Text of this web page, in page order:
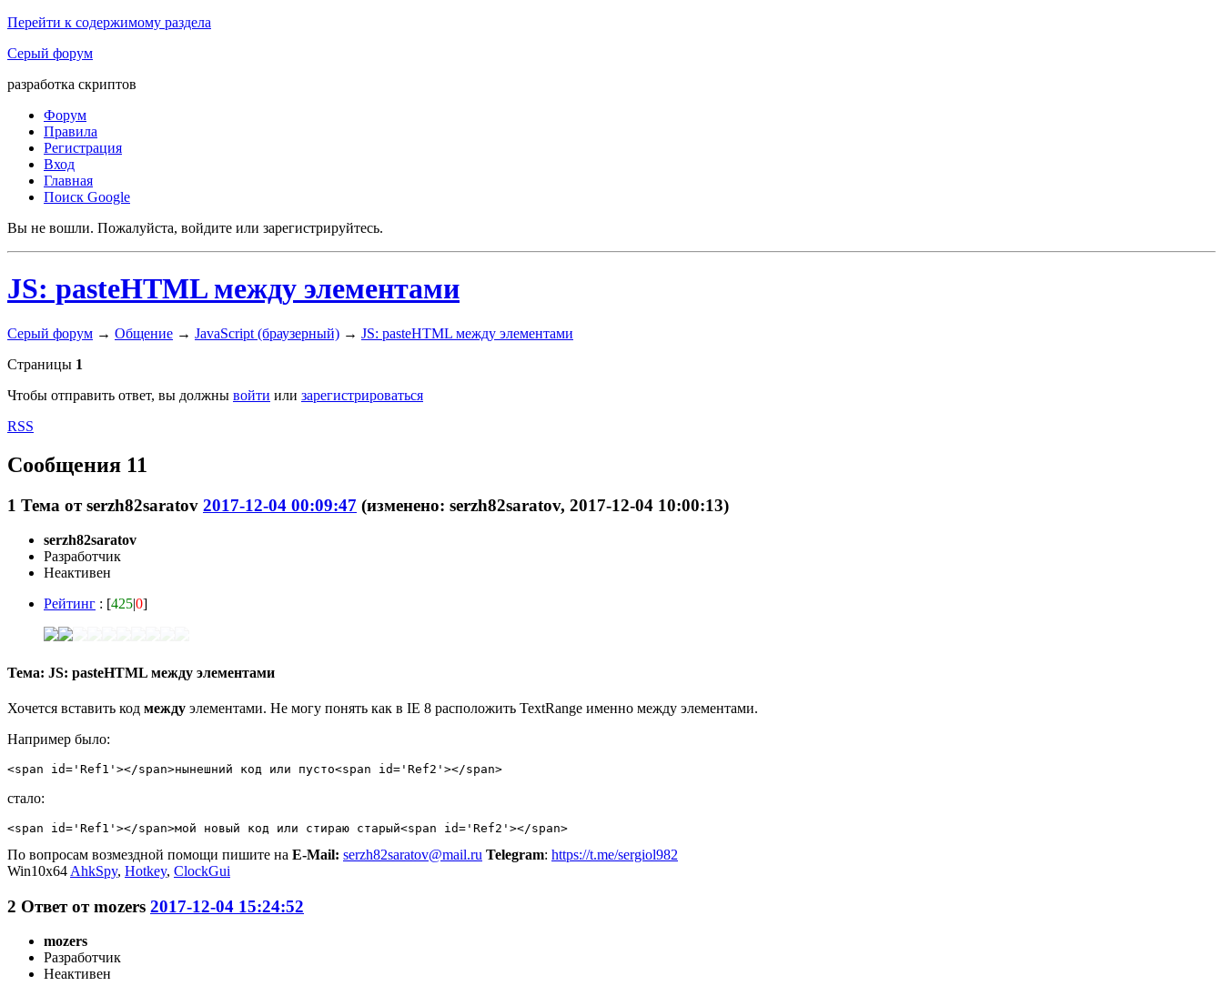
Перейти к содержимому раздела
Серый форум
разработка скриптов
Форум
Правила
Регистрация
Вход
Главная
Поиск Google
Вы не вошли. Пожалуйста, войдите или зарегистрируйтесь.
JS: pasteHTML между элементами
Серый форум → Общение → JavaScript (браузерный) → JS: pasteHTML между элементами
Страницы 1
Чтобы отправить ответ, вы должны войти или зарегистрироваться
RSS
Сообщения 11
1 Тема отserzh82saratov 2017-12-04 00:09:47 (изменено: serzh82saratov, 2017-12-04 10:00:13)
serzh82saratov
Разработчик
Неактивен
Рейтинг : [425|0]
Тема: JS: pasteHTML между элементами
Хочется вставить код между элементами. Не могу понять как в IE 8 расположить TextRange именно между элементами.
Например было:
<span id='Ref1'></span>нынешний код или пусто<span id='Ref2'></span>
стало:
<span id='Ref1'></span>мой новый код или стираю старый<span id='Ref2'></span>
По вопросам возмездной помощи пишите на E-Mail: serzh82saratov@mail.ru Telegram: https://t.me/sergiol982
Win10x64 AhkSpy, Hotkey, ClockGui
2 Ответ отmozers 2017-12-04 15:24:52
mozers
Разработчик
Неактивен